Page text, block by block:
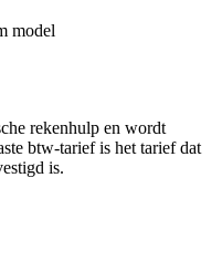
model
rekenhulp en wordt
btw-tarief is het tarief dat
is.